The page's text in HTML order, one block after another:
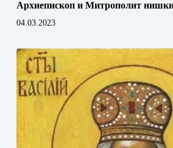
Архиепископ и Митрополит нишки
04.03.2023